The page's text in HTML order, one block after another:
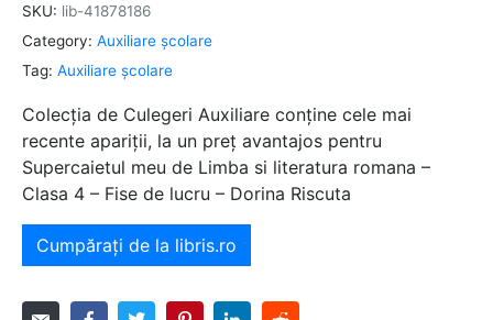
SKU: lib-41878186
Category: Auxiliare şcolare
Tag: Auxiliare şcolare
Colecția de Culegeri Auxiliare conține cele mai
recente apariții, la un preț avantajos pentru
Supercaietul meu de Limba si literatura romana –
Clasa 4 – Fise de lucru – Dorina Riscuta
Cumpărați de la libris.ro